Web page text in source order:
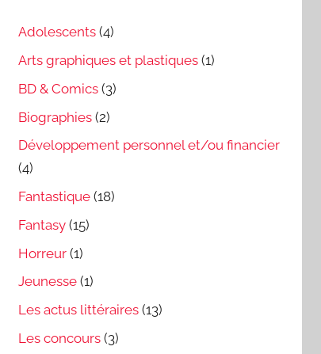
Adolescents (4)
Arts graphiques et plastiques (1)
BD & Comics (3)
Biographies (2)
Développement personnel et/ou financier
(4)
Fantastique (18)
Fantasy (15)
Horreur (1)
Jeunesse (1)
Les actus littéraires (13)
Les concours (3)